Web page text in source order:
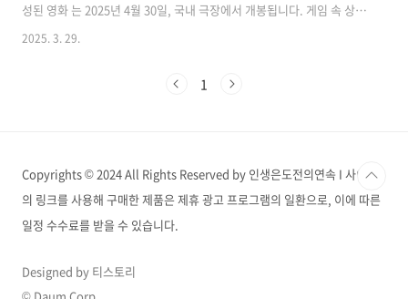
성된 영화 는 2025년 4월 30일, 국내 극장에서 개봉됩니다. 게임 속 상상
력을 가득 담은 ‘블록’버스터 어드벤처가 어떻게 현실 세계로 펼쳐질지
번 영화는 ‘오버월드’라 불리는 마인크래프트 세계를 배경으로 합니다.
2025. 3. 29.
1
Copyrights © 2024 All Rights Reserved by 인생은도전의연속 I 사이트
의 링크를 사용해 구매한 제품은 제휴 광고 프로그램의 일환으로, 이에 따른
일정 수수료를 받을 수 있습니다.
Designed by 티스토리